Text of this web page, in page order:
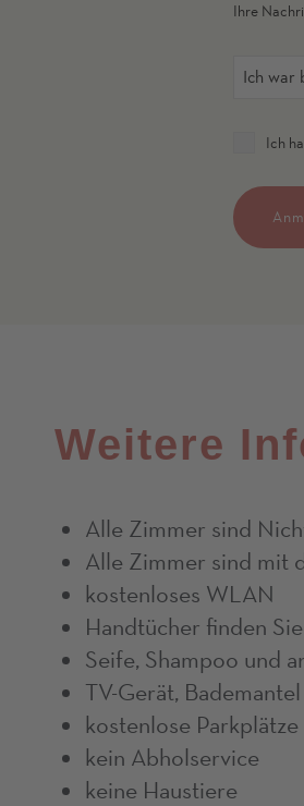
Ihre
Ich war
Ich
Weitere
Alle Zimmer sind
Alle Zimmer sind mit
kostenloses WLAN
Handtücher finden
Seife, Shampoo und
TV-Gerät,
kostenlose
kein Abholservice
keine Haustiere